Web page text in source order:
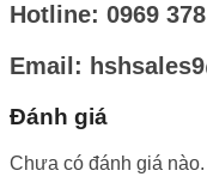
Hotline: 0969
Email:
Đánh giá
Chưa có đánh giá nào.